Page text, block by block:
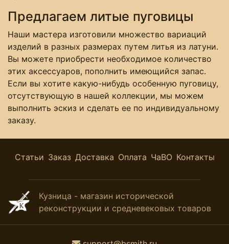
Предлагаем литые пуговицы
Наши мастера изготовили множество вариаций
изделий в разных размерах путем литья из латуни.
Вы можете приобрести необходимое количество
этих аксессуаров, пополнить имеющийся запас.
Если вы хотите какую-нибудь особенную пуговицу,
отсутствующую в нашей коллекции, мы можем
выполнить эскиз и сделать ее по индивидуальному
заказу.
Статьи Заказ Доставка Оплата ЧаВО Контакты
Кузница - магазин исторической
реконструкции и средневековых товаров